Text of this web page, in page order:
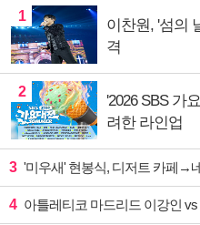
1
이찬원, '섬의
격
2
'2026 SBS 가
려한 라인업
3 '미우새' 현봉식, 디저트 카페→
4 아틀레티코 마드리드 이강인 vs